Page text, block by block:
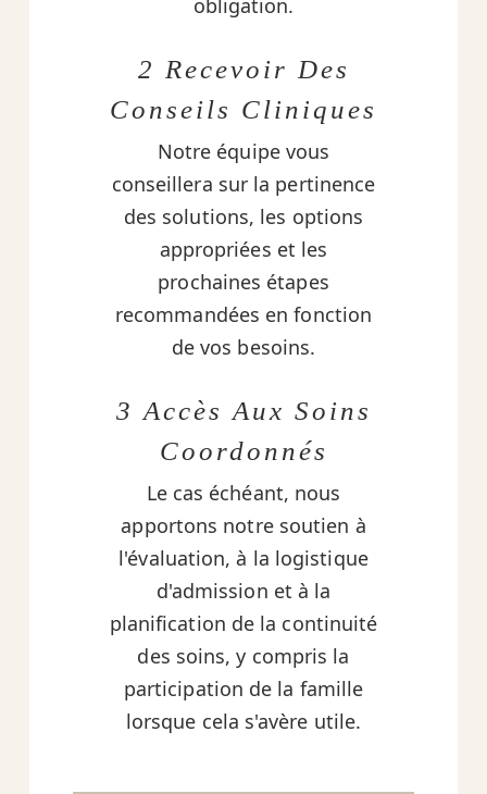
obligation.
2 Recevoir Des
Conseils Cliniques
Notre équipe vous
conseillera sur la pertinence
des solutions, les options
appropriées et les
prochaines étapes
recommandées en fonction
de vos besoins.
3 Accès Aux Soins
Coordonnés
Le cas échéant, nous
apportons notre soutien à
l'évaluation, à la logistique
d'admission et à la
planification de la continuité
des soins, y compris la
participation de la famille
lorsque cela s'avère utile.